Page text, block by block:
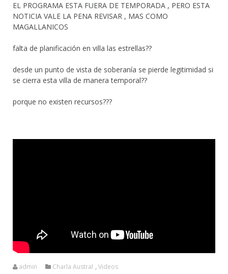
EL PROGRAMA ESTA FUERA DE TEMPORADA , PERO ESTA
NOTICIA VALE LA PENA REVISAR , MAS COMO
MAGALLANICOS
falta de planificación en villa las estrellas??
desde un punto de vista de soberanía se pierde legitimidad si
se cierra esta villa de manera temporal??
porque no existen recursos???
admin Charla Austral , Videos